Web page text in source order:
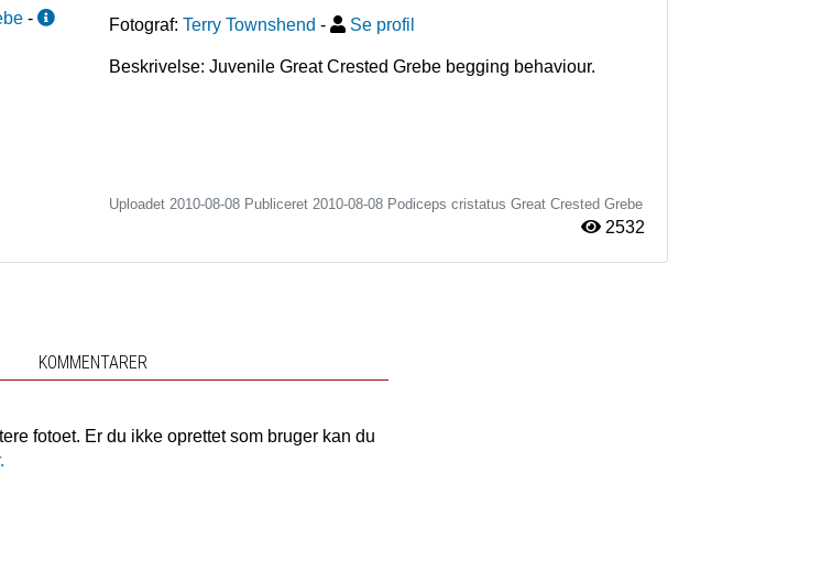
-
Fotograf: Terry Townshend - Se profil
Beskrivelse: Juvenile Great Crested Grebe begging behaviour.
Uploadet 2010-08-08 Publiceret 2010-08-08 Podiceps cristatus Great Crested Grebe
2532
KOMMENTARER
fotoet. Er du ikke oprettet som bruger kan du